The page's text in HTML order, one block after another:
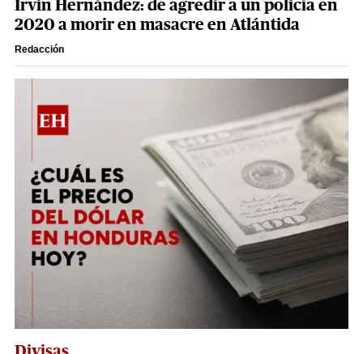
Irvin Hernández: de agredir a un policía en
2020 a morir en masacre en Atlántida
Redacción